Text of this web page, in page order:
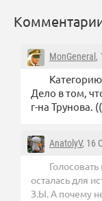
MonGeneral ,
Дело в том,
г-на Трунова. ((
AnatolyV, 16
осталась для
З.Ы. А почему